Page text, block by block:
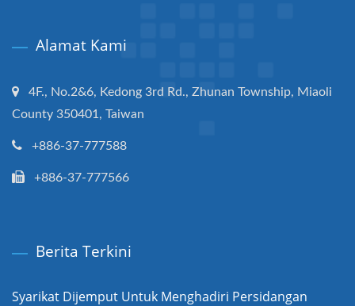
Alamat Kami
4F., No.2&6, Kedong 3rd Rd., Zhunan Township, Miaoli
County 350401, Taiwan
+886-37-777588
+886-37-777566
Berita Terkini
Syarikat Dijemput Untuk Menghadiri Persidangan